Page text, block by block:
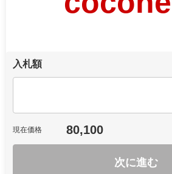
入札額
現在価格 80,100
次に進む